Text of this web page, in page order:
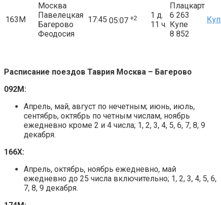
163М
Москва
Павелецкая
Багерово
Феодосия
17:45 05:07 +2
1 д.
11 ч.
Плацкарт
6 263
Купе
8 852
Расписание поездов Таврия Москва – Багерово
092М:
Апрель, май, август по нечетным; июнь, июль,
сентябрь, октябрь по четным числам, ноябрь
ежедневно кроме 2 и 4 числа; 1, 2, 3, 4, 5, 6, 7, 8, 9
декабря.
166Х:
Апрель, октябрь, ноябрь ежедневно, май
ежедневно до 25 числа включительно; 1, 2, 3, 4, 5, 6,
7, 8, 9 декабря.